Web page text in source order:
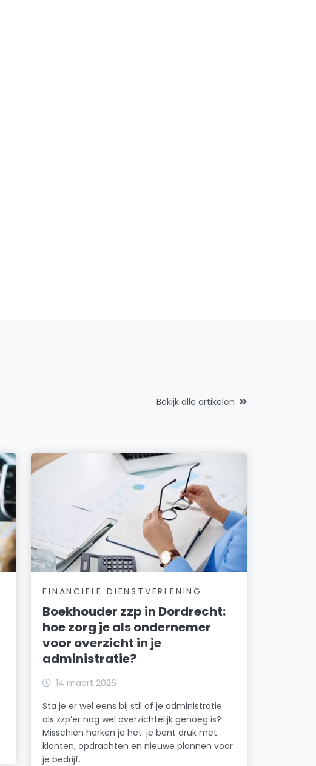
Bekijk alle artikelen
FINANCIELE DIENSTVERLENING
Boekhouder zzp in Dordrecht:
hoe zorg je als ondernemer
voor overzicht in je
administratie?
14 maart 2026
Sta je er wel eens bij stil of je administratie
als zzp’er nog wel overzichtelijk genoeg is?
Misschien herken je het: je bent druk met
klanten, opdrachten en nieuwe plannen voor
je bedrijf.